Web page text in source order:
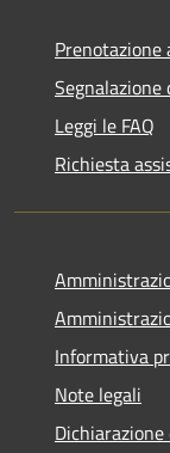
Segnalazione
Leggi le FAQ
Richiesta
Informativa
Note legali